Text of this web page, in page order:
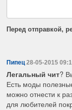
Перед отправкой,
Пипец 28-05-2015
Легальный чит?
Есть моды
можно отнести к
для любителей